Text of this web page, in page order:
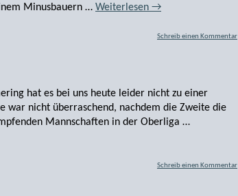
Minusbauern … Weiterlesen →
Schreib einen Kommentar
hat es bei uns heute leider nicht zu einer
war nicht überraschend, nachdem die Zweite die
Mannschaften in der Oberliga …
Schreib einen Kommentar